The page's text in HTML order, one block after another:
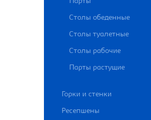
Столы обеденные
Столы туалетные
Столы рабочие
Парты растущие
Горки и стенки
Ресепшены